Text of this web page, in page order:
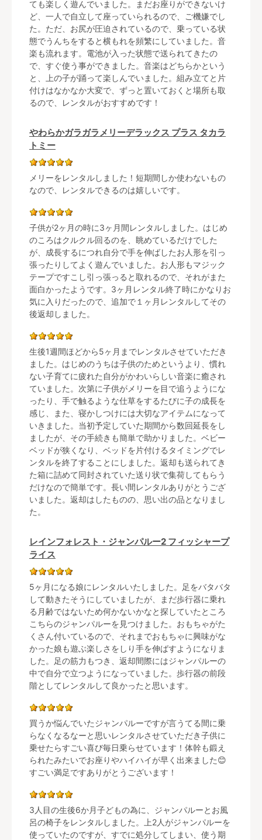
ても楽しく遊んでいました。まだお座りができないけ
ど、一人で自立して座っていられるので、ご機嫌でし
た。ただ、お尻が圧迫されているので、乗っている状
態でうんちをすると横もれを頻繁にしていました。音
楽も流れます。電池が入った状態で送られてきたの
で、すぐ使う事ができました。音楽はどちらかという
と、上の子が踊って楽しんでいました。組み立てと片
付けはなかなか大変で、ずっと置いておくと場所も取
るので、レンタルがおすすめです！
やわらかガラガラメリーデラックス プラス タカラ
トミー
メリーをレンタルしました！短期間しか使わないもの
なので、レンタルできるのは嬉しいです。
子供が2ヶ月の時に3ヶ月間レンタルしました。はじめ
のころはクルクル回るのを、眺めているだけでした
が、成長するにつれ自分で手を伸ばしたお人形を引っ
張ったりしてよく遊んでいました。お人形もマジック
テープですこし引っ張っると取れるので、それがまた
面白かったようです。3ヶ月レンタル終了時にかなりお
気に入りだったので、追加で１ヶ月レンタルしてその
後返却しました。
生後1週間ほどから5ヶ月までレンタルさせていただき
ました。はじめのうちは子供のためというより、慣れ
ない子育てに疲れた自分がかわいらしい音楽に癒され
ていました。次第に子供がメリーを目で追うようにな
ったり、手で触るような仕草をするたびに子の成長を
感じ、また、寝かしつけには大切なアイテムになって
いきました。当初予定していた期間から数回延長をし
ましたが、その手続きも簡単で助かりました。ベビー
ベッドが狭くなり、ベッドを片付けるタイミングでレ
ンタルを終了することにしました。返却も送られてき
た箱に詰めて同封されていた送り状で集荷してもらう
だけなので簡単です。長い間レンタルありがとうござ
いました。返却はしたものの、思い出の品となりまし
た。
レインフォレスト・ジャンパルー2 フィッシャープ
ライス
5ヶ月になる娘にレンタルいたしました。足をバタバタ
して動きたそうにしていましたが、まだ歩行器に乗れ
る月齢ではないため何かないかなと探していたところ
こちらのジャンパルーを見つけました。おもちゃがた
くさん付いているので、それまでおもちゃに興味がな
かった娘も遊ぶ楽しさをしり手を伸ばすようになりま
した。足の筋力もつき、返却間際にはジャンパルーの
中で自分で立つようになっていました。歩行器の前段
階としてレンタルして良かったと思います。
買うか悩んでいたジャンパルーですが言うてる間に乗
らなくなるなーと思いレンタルさせていただき子供に
乗せたらすごい喜び毎日乗らせています！体幹も鍛え
られたみたいでお座りやハイハイが早く出来ました😊
すごい満足ですありがとうございます！
3人目の生後6か月子どもの為に、ジャンパルーとお風
呂の椅子をレンタルしました。上2人がジャンパルーを
使っていたのですが、すでに処分してしまい、使う期